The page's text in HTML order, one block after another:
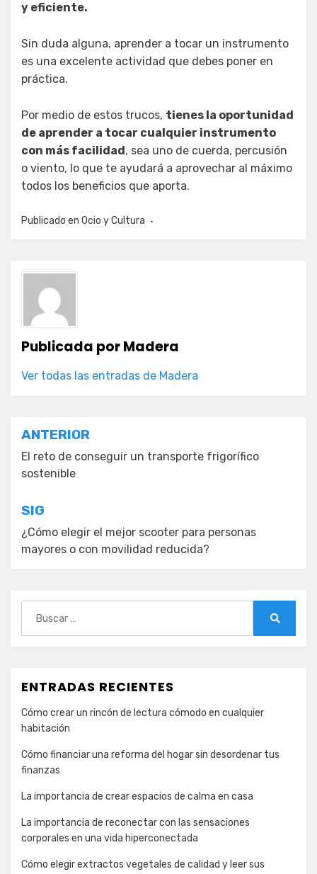
y eficiente.
Sin duda alguna, aprender a tocar un instrumento
es una excelente actividad que debes poner en
práctica.
Por medio de estos trucos, tienes la oportunidad
de aprender a tocar cualquier instrumento
con más facilidad, sea uno de cuerda, percusión
o viento, lo que te ayudará a aprovechar al máximo
todos los beneficios que aporta.
Publicado en Ocio y Cultura
Publicada porMadera
Ver todas las entradas de Madera
Navegación
de
entradas
ANTERIOR
El reto de conseguir un transporte frigorífico
sostenible
SIG
¿Cómo elegir el mejor scooter para personas
mayores o con movilidad reducida?
ENTRADAS RECIENTES
Cómo crear un rincón de lectura cómodo en cualquier
habitación
Cómo financiar una reforma del hogar sin desordenar tus
finanzas
La importancia de crear espacios de calma en casa
La importancia de reconectar con las sensaciones
corporales en una vida hiperconectada
Cómo elegir extractos vegetales de calidad y leer sus